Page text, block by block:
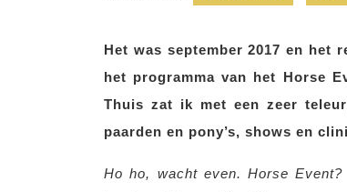
Het was september 2017 en het
het programma van het Horse
Thuis zat ik met een zeer
paarden en pony’s, shows en
Ho ho, wacht even. Horse